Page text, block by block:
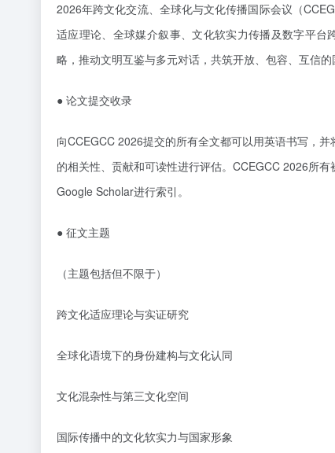
2026年跨文化交流、全球化与文化传播国际会议（
适应理论、全球媒介叙事、文化软实力传播及数字平
略，推动文明互鉴与多元对话，共筑开放、包容、互信的
● 论文提交收录
向CCEGCC 2026提交的所有全文都可以用英语书写，
的相关性、贡献和可读性进行评估。CCEGCC 2026所
Google Scholar进行索引。
● 征文主题
（主题包括但不限于）
跨文化适应理论与实证研究
全球化语境下的身份建构与文化认同
文化混杂性与第三文化空间
国际传播中的文化软实力与国家形象